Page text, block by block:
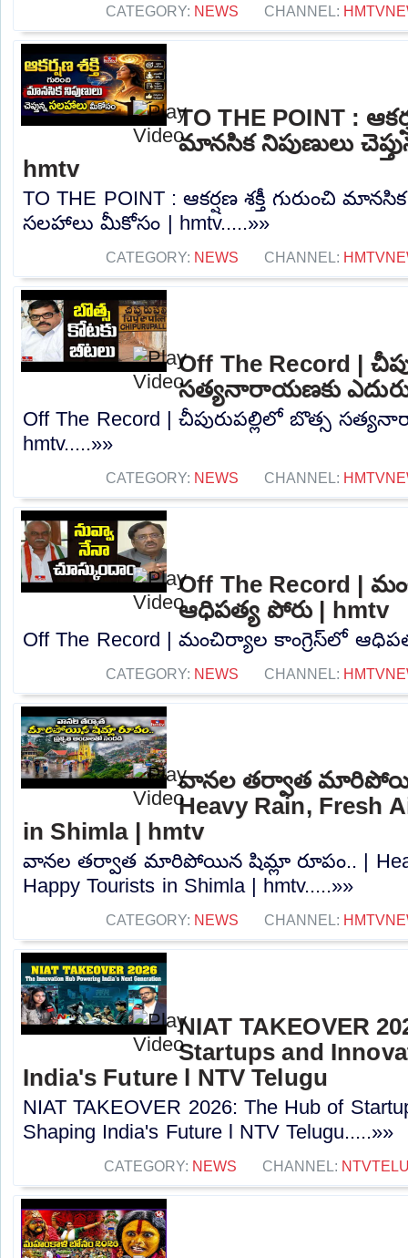
CATEGORY: NEWS CHANNEL:
TO THE POINT :
మానసిక నిపుణులు
hmtv
TO THE POINT : ఆకర్షణ శక్తీ గురుంచి మానసిక
సలహాలు మీకోసం | hmtv.....»»
CATEGORY: NEWS CHANNEL:
Off The Record |
సత్యనారాయణకు
Off The Record | చీపురుపల్లిలో బొత్స
hmtv.....»»
CATEGORY: NEWS CHANNEL:
Off The Record |
ఆధిపత్య పోరు | hmtv
Off The Record | మంచిర్యాల కాంగ్రెస్‌లో
CATEGORY: NEWS CHANNEL:
వానల తర్వాత
Heavy Rain, Fresh
in Shimla | hmtv
వానల తర్వాత మారిపోయిన షిమ్లా రూపం.. |
Happy Tourists in Shimla | hmtv.....»»
CATEGORY: NEWS CHANNEL:
NIAT TAKEOVER
Startups and
India's Future l NTV Telugu
NIAT TAKEOVER 2026: The Hub of
Shaping India's Future l NTV Telugu.....»»
CATEGORY: NEWS CHANNEL: